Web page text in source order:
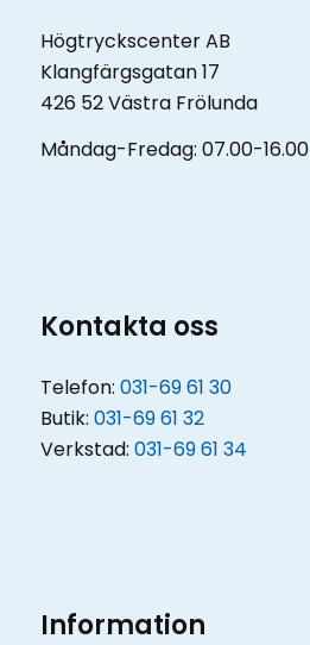
Högtryckscenter AB
Klangfärgsgatan 17
426 52 Västra Frölunda
Måndag-Fredag: 07.00-16.00
Kontakta oss
Telefon: 031-69 61 30
Butik: 031-69 61 32
Verkstad: 031-69 61 34
Information